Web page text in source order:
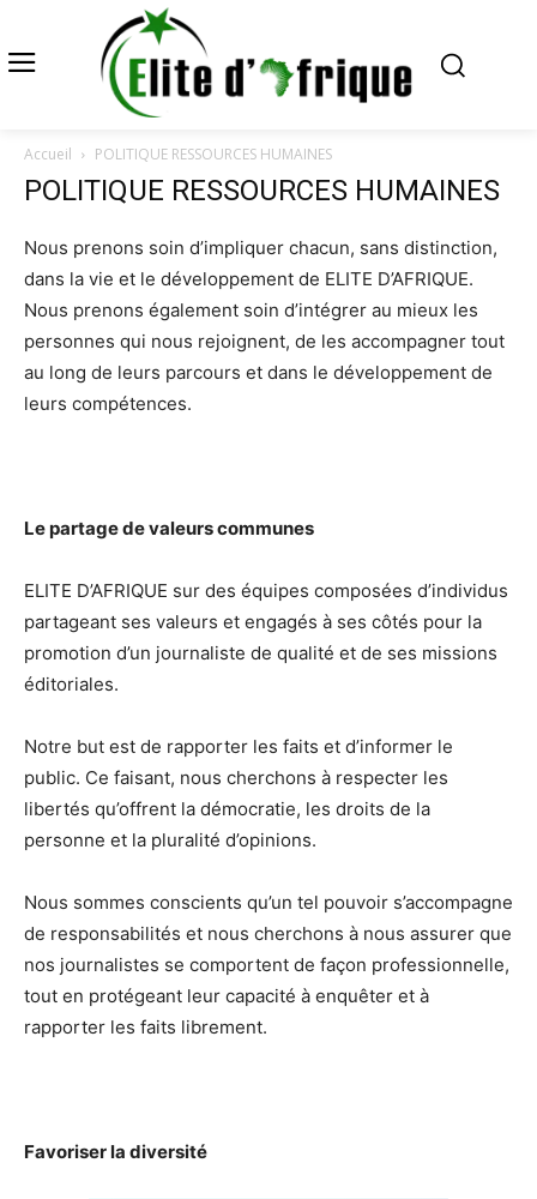
Accueil POLITIQUE RESSOURCES HUMAINES
POLITIQUE RESSOURCES HUMAINES
Nous prenons soin d’impliquer chacun, sans distinction,
dans la vie et le développement de ELITE D’AFRIQUE.
Nous prenons également soin d’intégrer au mieux les
personnes qui nous rejoignent, de les accompagner tout
au long de leurs parcours et dans le développement de
leurs compétences.
Le partage de valeurs communes
ELITE D’AFRIQUE sur des équipes composées d’individus
partageant ses valeurs et engagés à ses côtés pour la
promotion d’un journaliste de qualité et de ses missions
éditoriales.
Notre but est de rapporter les faits et d’informer le
public. Ce faisant, nous cherchons à respecter les
libertés qu’offrent la démocratie, les droits de la
personne et la pluralité d’opinions.
Nous sommes conscients qu’un tel pouvoir s’accompagne
de responsabilités et nous cherchons à nous assurer que
nos journalistes se comportent de façon professionnelle,
tout en protégeant leur capacité à enquêter et à
rapporter les faits librement.
Favoriser la diversité